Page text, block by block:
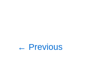
← Previous